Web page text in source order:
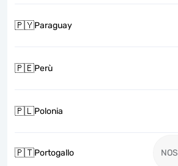
🇵🇾Paraguay
🇵🇪Perù
🇵🇱Polonia
🇵🇹Portogallo NOS